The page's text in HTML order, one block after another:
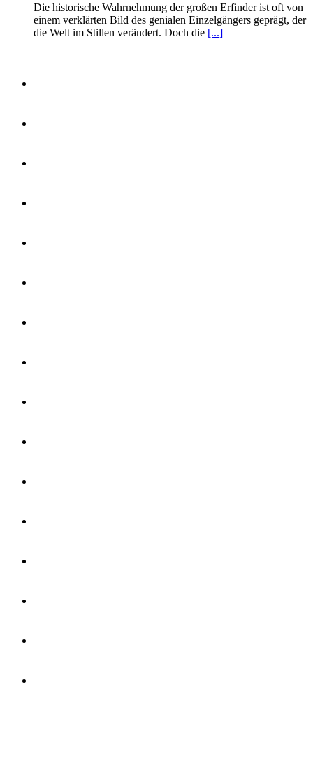
Die historische Wahrnehmung der großen Erfinder ist oft von
einem verklärten Bild des genialen Einzelgängers geprägt, der
die Welt im Stillen verändert. Doch die [...]